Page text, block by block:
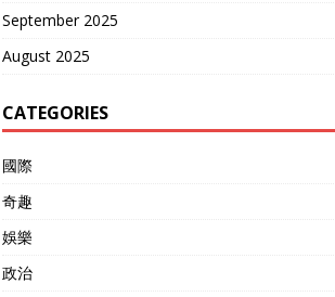
September 2025
August 2025
CATEGORIES
國際
奇趣
娛樂
政治